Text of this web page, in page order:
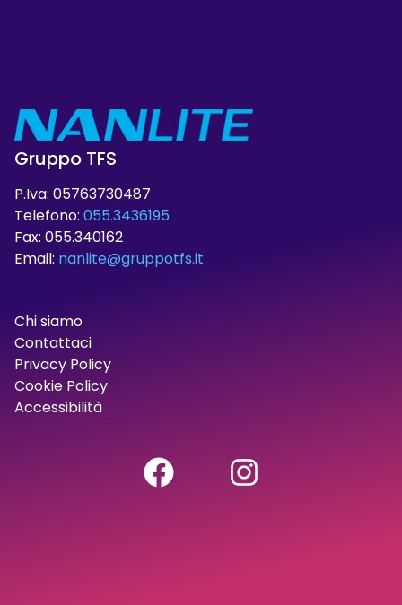
Gruppo TFS
P.Iva: 05763730487
Telefono: 055.3436195
Fax: 055.340162
Email: nanlite@gruppotfs.it
Chi siamo
Contattaci
Privacy Policy
Cookie Policy
Accessibilità